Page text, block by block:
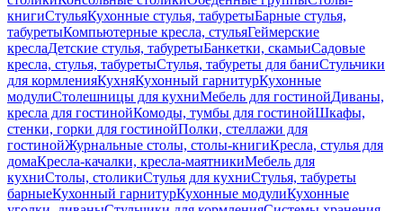
книгиСтульяКухонные стулья, табуретыБарные стулья,
табуретыКомпьютерные кресла, стульяГеймерские
креслаДетские стулья, табуретыБанкетки, скамьиСадовые
кресла, стулья, табуретыСтулья, табуреты для баниСтульчики
для кормленияКухняКухонный гарнитурКухонные
модулиСтолешницы для кухниМебель для гостинойДиваны,
кресла для гостинойКомоды, тумбы для гостинойШкафы,
стенки, горки для гостинойПолки, стеллажи для
гостинойЖурнальные столы, столы-книгиКресла, стулья для
домаКресла-качалки, кресла-маятникиМебель для
кухниСтолы, столикиСтулья для кухниСтулья, табуреты
барныеКухонный гарнитурКухонные модулиКухонные